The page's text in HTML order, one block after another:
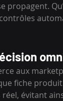
propagent.
aux
fiche
évitant